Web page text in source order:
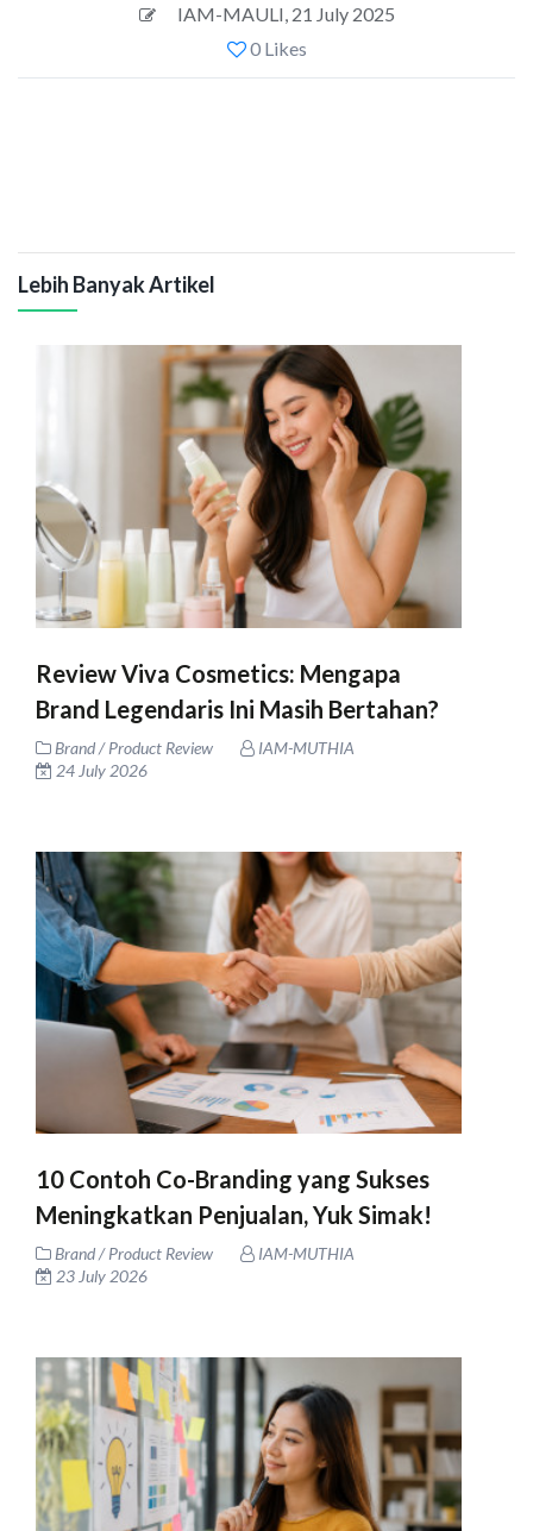
IAM-MAULI 21 July 2025
0 Likes
Lebih Banyak Artikel
Review Viva Cosmetics: Mengapa
Brand Legendaris Ini Masih Bertahan?
Brand / Product Review
IAM-MUTHIA
24 July 2026
10 Contoh Co-Branding yang Sukses
Meningkatkan Penjualan, Yuk Simak!
Brand / Product Review
IAM-MUTHIA
23 July 2026